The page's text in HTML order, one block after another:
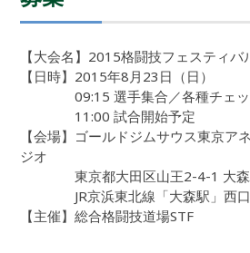
【大会名】2015格闘技フェスティバ
【日時】2015年8月23日（日）
09:15 選手集合／各種チェッ
11:00 試合開始予定
【会場】ゴールドジムサウス東京ア
ジオ
東京都大田区山王2-4-1 大森
JR京浜東北線「大森駅」西口
【主催】総合格闘技道場STF